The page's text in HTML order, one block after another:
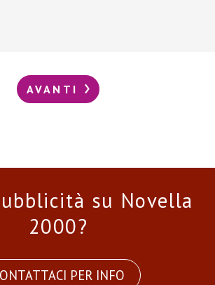
AVANTI
su Novella
2000?
PER INFO